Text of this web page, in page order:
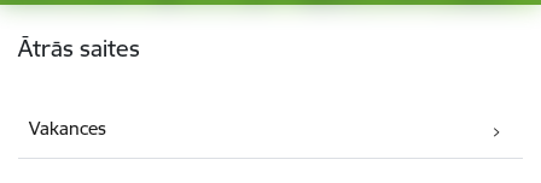
Kājene
Ātrās saites
Vakances